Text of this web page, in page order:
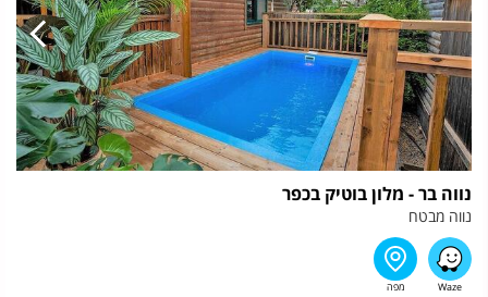
נווה בר - מלון בוטיק בכפר
נווה מבטח